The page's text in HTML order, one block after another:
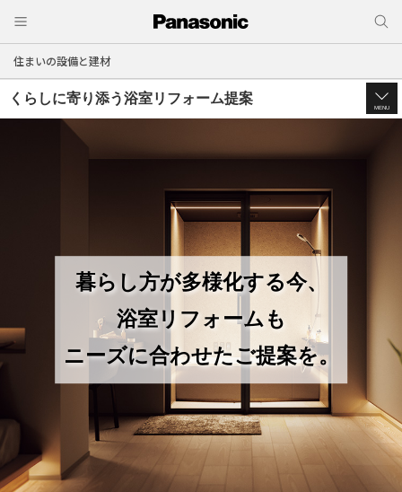
住まいの設備と建材
くらしに寄り添う浴室リフォーム提案
MENU
暮らし方が多様化する今、
浴室リフォームも
ニーズに合わせたご提案を。